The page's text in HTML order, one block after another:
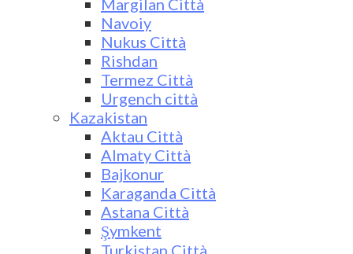
Margilan Città
Navoiy
Nukus Città
Rishdan
Termez Città
Urgench città
Kazakistan
Aktau Città
Almaty Città
Bajkonur
Karaganda Città
Astana Città
Şymkent